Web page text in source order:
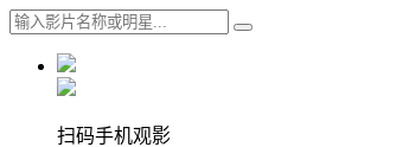
扫码手机观影